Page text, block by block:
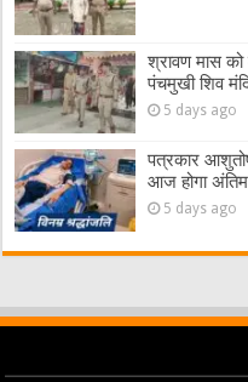
श्रावण मास
पंचमुखी शिव
5 days ago
पत्रकार आशुतोष
आज होगा
5 days ago